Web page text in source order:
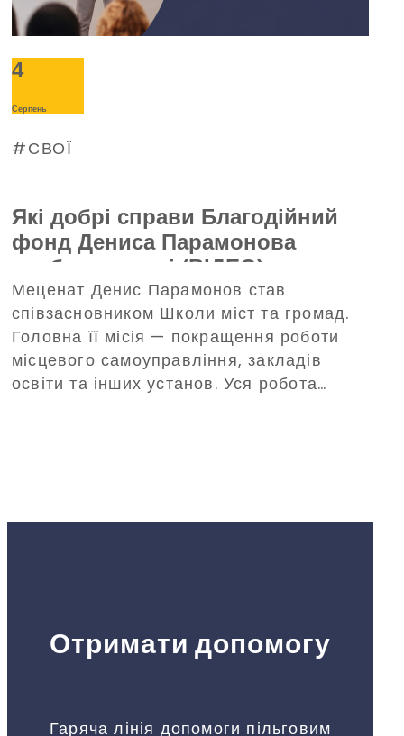
4
Серпень
СВОЇ
Які добрі справи Благодійний
фонд Дениса Парамонова
зробив у липні (ВІДЕО)
Меценат Денис Парамонов став
співзасновником Школи міст та громад.
Головна її місія — покращення роботи
місцевого самоуправління, закладів
освіти та інших установ. Уся робота
Отримати допомогу
Гаряча лінія допомоги пільговим